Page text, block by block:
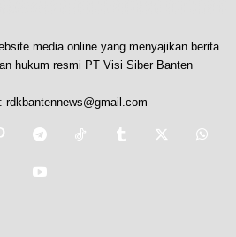
media online yang menyajikan berita
hukum resmi PT Visi Siber Banten
rdkbantennews@gmail.com